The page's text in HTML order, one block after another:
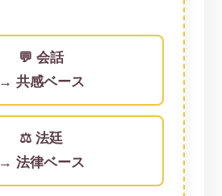
💬 会話
→ 共感ベース
⚖️ 法廷
→ 法律ベース